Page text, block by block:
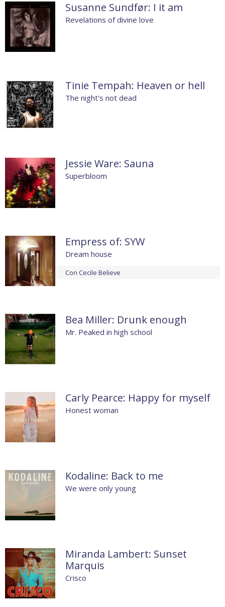
Susanne Sundfør: I it am
Revelations of divine love
Tinie Tempah: Heaven or hell
The night's not dead
Jessie Ware: Sauna
Superbloom
Empress of: SYW
Dream house
Con Cecile Believe
Bea Miller: Drunk enough
Mr. Peaked in high school
Carly Pearce: Happy for myself
Honest woman
Kodaline: Back to me
We were only young
Miranda Lambert: Sunset
Marquis
Crisco